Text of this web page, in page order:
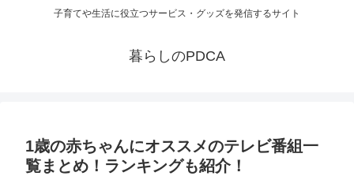
子育てや生活に役立つサービス・グッズを発信するサイト
暮らしのPDCA
1歳の赤ちゃんにオススメのテレビ番組一
覧まとめ！ランキングも紹介！